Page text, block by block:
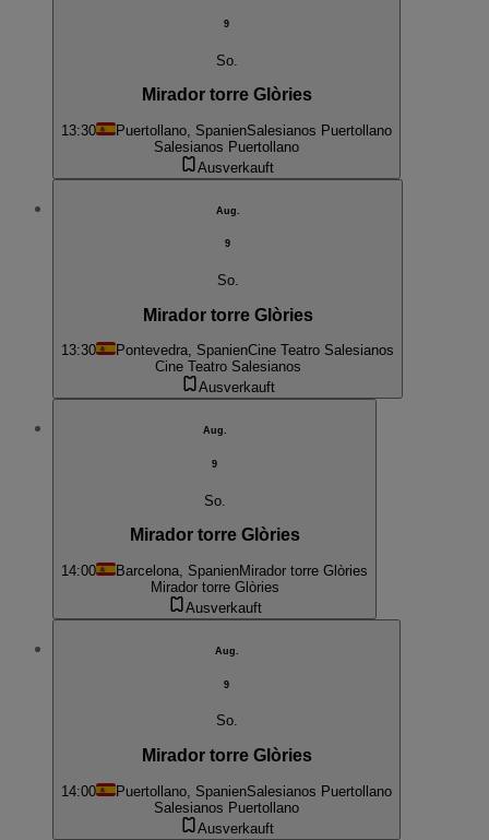
9
So.
Mirador torre Glòries
13:30 Puertollano, SpanienSalesianos Puertollano
Salesianos Puertollano
Ausverkauft
Aug.
9
So.
Mirador torre Glòries
13:30 Pontevedra, SpanienCine Teatro Salesianos
Cine Teatro Salesianos
Ausverkauft
Aug.
9
So.
Mirador torre Glòries
14:00 Barcelona, SpanienMirador torre Glòries
Mirador torre Glòries
Ausverkauft
Aug.
9
So.
Mirador torre Glòries
14:00 Puertollano, SpanienSalesianos Puertollano
Salesianos Puertollano
Ausverkauft